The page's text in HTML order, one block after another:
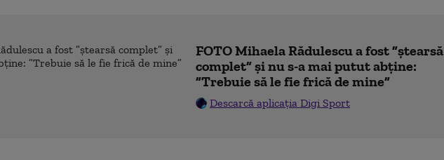
FOTO Mihaela Rădulescu a fost ”ștearsă
complet” și nu s-a mai putut abține:
”Trebuie să le fie frică de mine”
Descarcă aplicația Digi Sport